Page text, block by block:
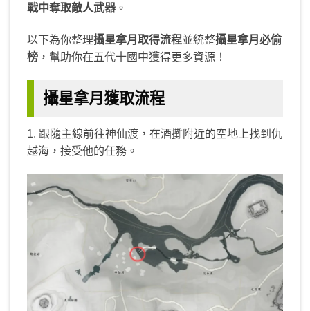
戰中奪取敵人武器 。
以下為你整理攝星拿月取得流程並統整攝星拿月必偷
榜 ，幫助你在五代十國中獲得更多資源！
攝星拿月獲取流程
1. 跟隨主線前往神仙渡，在酒攤附近的空地上找到仇
越海，接受他的任務。